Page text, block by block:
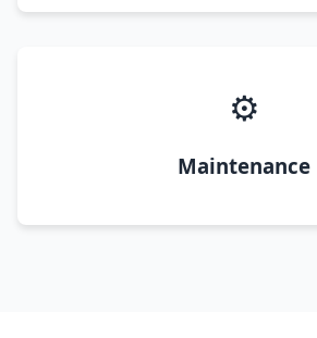
⚙️
Maintenance